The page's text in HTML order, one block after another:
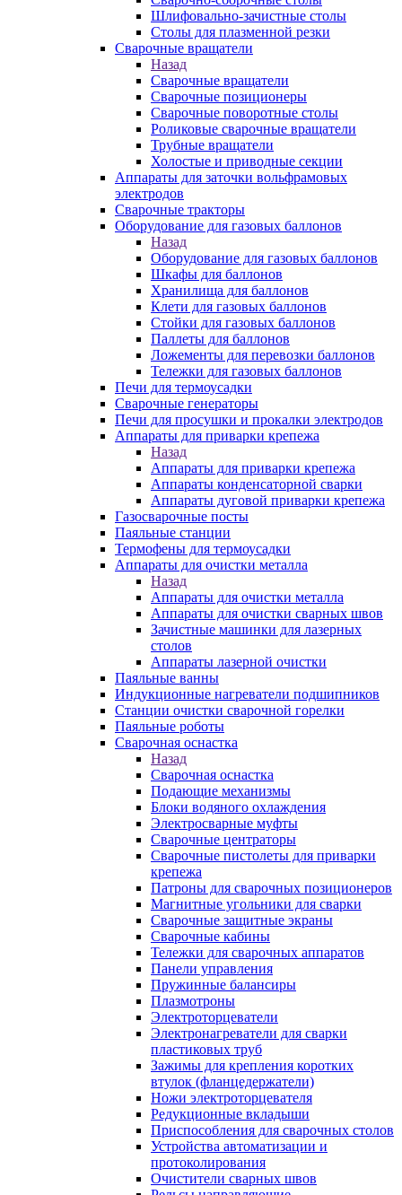
Шлифовально-зачистные столы
Столы для плазменной резки
Сварочные вращатели
Назад
Сварочные вращатели
Сварочные позиционеры
Сварочные поворотные столы
Роликовые сварочные вращатели
Трубные вращатели
Холостые и приводные секции
Аппараты для заточки вольфрамовых
электродов
Сварочные тракторы
Оборудование для газовых баллонов
Назад
Оборудование для газовых баллонов
Шкафы для баллонов
Хранилища для баллонов
Клети для газовых баллонов
Стойки для газовых баллонов
Паллеты для баллонов
Ложементы для перевозки баллонов
Тележки для газовых баллонов
Печи для термоусадки
Сварочные генераторы
Печи для просушки и прокалки электродов
Аппараты для приварки крепежа
Назад
Аппараты для приварки крепежа
Аппараты конденсаторной сварки
Аппараты дуговой приварки крепежа
Газосварочные посты
Паяльные станции
Термофены для термоусадки
Аппараты для очистки металла
Назад
Аппараты для очистки металла
Аппараты для очистки сварных швов
Зачистные машинки для лазерных
столов
Аппараты лазерной очистки
Паяльные ванны
Индукционные нагреватели подшипников
Станции очистки сварочной горелки
Паяльные роботы
Сварочная оснастка
Назад
Сварочная оснастка
Подающие механизмы
Блоки водяного охлаждения
Электросварные муфты
Сварочные центраторы
Сварочные пистолеты для приварки
крепежа
Патроны для сварочных позиционеров
Магнитные угольники для сварки
Сварочные защитные экраны
Сварочные кабины
Тележки для сварочных аппаратов
Панели управления
Пружинные балансиры
Плазмотроны
Электроторцеватели
Электронагреватели для сварки
пластиковых труб
Зажимы для крепления коротких
втулок (фланцедержатели)
Ножи электроторцевателя
Редукционные вкладыши
Приспособления для сварочных столов
Устройства автоматизации и
протоколирования
Очистители сварных швов